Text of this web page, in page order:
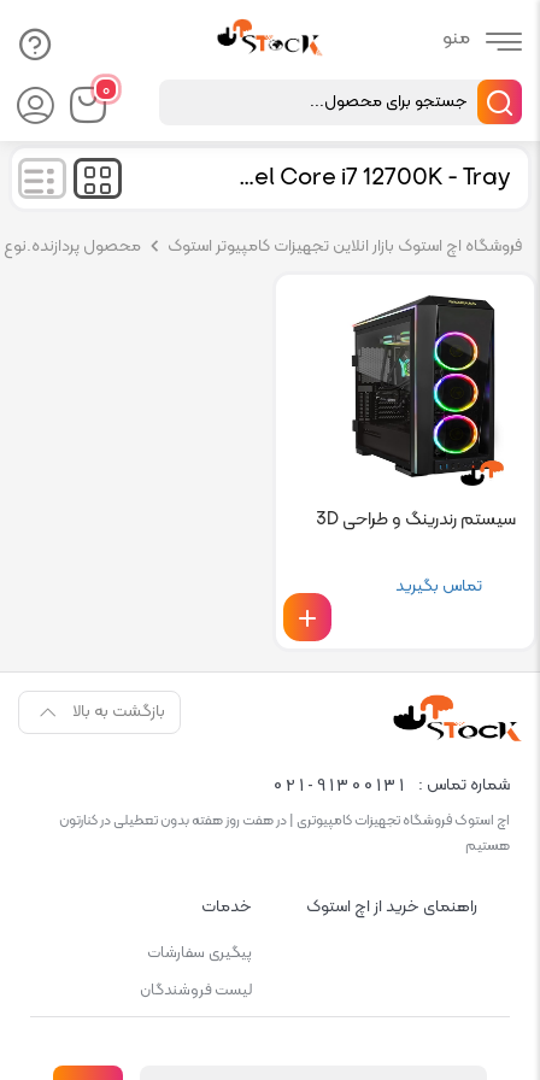
۰
Products
search
Intel Core i7 12700K - Tray
فروشگاه اچ استوک بازار انلاین تجهیزات کامپیوتر استوک محصول پردازنده.نوع
سیستم رندرینگ و طراحی 3D
تماس بگیرید
بازگشت به بالا
شماره تماس : 021-91300131
اچ استوک فروشگاه تجهیزات کامپیوتری | در هفت روز هفته بدون تعطیلی در کنارتون
هستیم
راهنمای خرید از اچ استوک خدمات
پیگیری سفارشات
لیست فروشندگان